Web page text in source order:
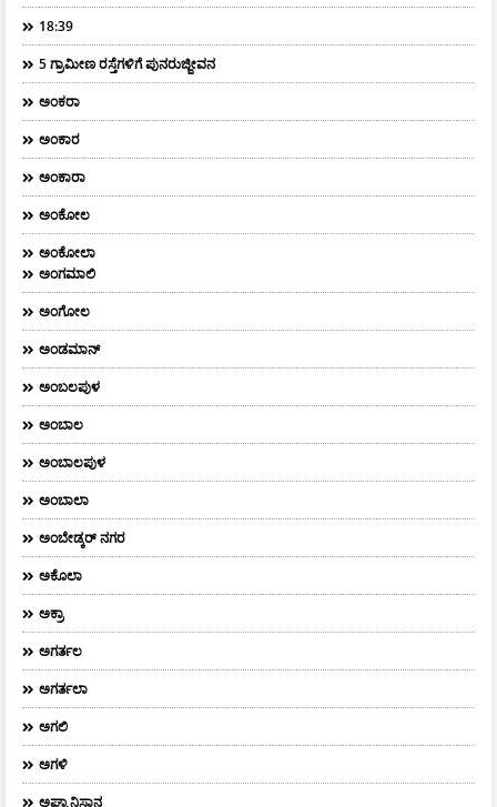
18:39
5 ಗ್ರಾಮೀಣ ರಸ್ತೆಗಳಿಗೆ ಪುನರುಜ್ಜೀವನ
ಅಂಕರಾ
ಅಂಕಾರ
ಅಂಕಾರಾ
ಅಂಕೋಲ
ಅಂಕೋಲಾ
ಅಂಗಮಾಲಿ
ಅಂಗೋಲ
ಅಂಡಮಾನ್
ಅಂಬಲಪುಳ
ಅಂಬಾಲ
ಅಂಬಾಲಪುಳ
ಅಂಬಾಲಾ
ಅಂಬೇಡ್ಕರ್‌ ನಗರ
ಅಕೊಲಾ
ಅಕ್ರಾ
ಅಗರ್ತಲ
ಅಗರ್ತಲಾ
ಅಗಲಿ
ಅಗಳಿ
ಅಘ್ಘಾನಿಸ್ತಾನ